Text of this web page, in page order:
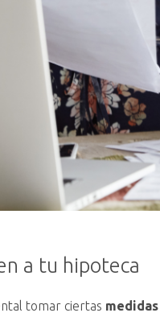
a tu hipoteca
tomar ciertas